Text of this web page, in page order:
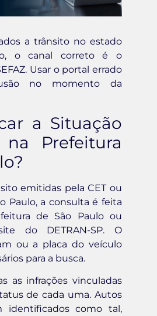
a trânsito no estado
o canal correto é o
Usar o portal errado
no momento da
a Situação
Prefeitura
emitidas pela CET ou
Paulo, a consulta é feita
de São Paulo ou
do DETRAN-SP. O
ou a placa do veículo
para a busca.
as infrações vinculadas
de cada uma. Autos
identificados como tal,